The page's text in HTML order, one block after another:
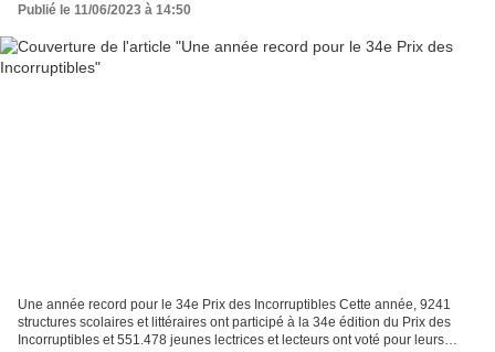
Publié le 11/06/2023 à 14:50
Une année record pour le 34e Prix des Incorruptibles Cette année, 9241
structures scolaires et littéraires ont participé à la 34e édition du Prix des
Incorruptibles et 551.478 jeunes lectrices et lecteurs ont voté pour leurs